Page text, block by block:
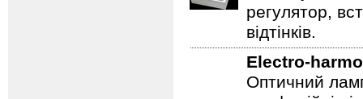
регулятор,
відтінків.
Electro-
Оптичний